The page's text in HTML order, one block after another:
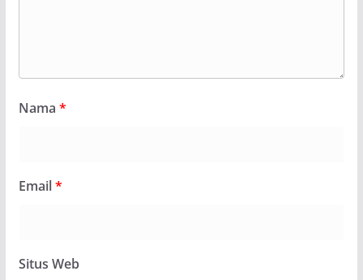
Nama *
Email*
Situs Web